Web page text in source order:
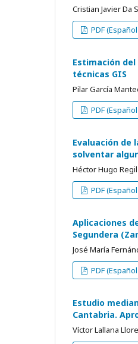
Cristian Javier Da
PDF
Estimación
técnicas GIS
Pilar García
PDF
Evaluación de
solventar
Héctor Hugo
PDF
Aplicaciones
Segundera
José María
PDF
Estudio
Cantabria.
Víctor Lallana